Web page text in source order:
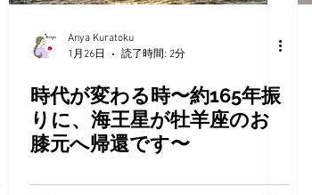
Anya Kuratoku
1月26日
読了時間: 2分
時代が変わる時〜約165年振
りに、海王星が牡羊座のお
膝元へ帰還です〜